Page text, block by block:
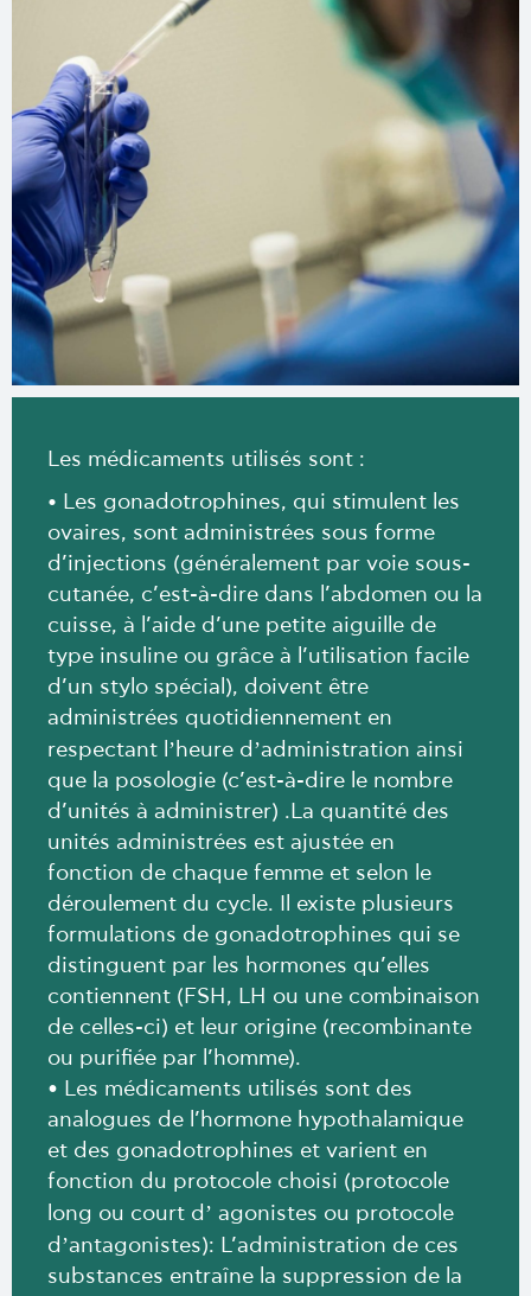
Les médicaments utilisés sont :
• Les gonadotrophines, qui stimulent les
ovaires, sont administrées sous forme
d’injections (généralement par voie sous-
cutanée, c’est-à-dire dans l’abdomen ou la
cuisse, à l’aide d’une petite aiguille de
type insuline ou grâce à l’utilisation facile
d’un stylo spécial), doivent être
administrées quotidiennement en
respectant l ’ heure d ’administration ainsi
que la posologie (c’est-à-dire le nombre
d’unités à administrer) .La quantité des
unités administrées est ajustée en
fonction de chaque femme et selon le
déroulement du cycle. Il existe plusieurs
formulations de gonadotrophines qui se
distinguent par les hormones qu’elles
contiennent (FSH, LH ou une combinaison
de celles-ci) et leur origine (recombinante
ou purifiée par l’homme).
• Les médicaments utilisés sont des
analogues de l’hormone hypothalamique
et des gonadotrophines et varient en
fonction du protocole choisi (protocole
long ou court d ’ agonistes ou protocole
d ’antagonistes): L’administration de ces
substances entraîne la suppression de la